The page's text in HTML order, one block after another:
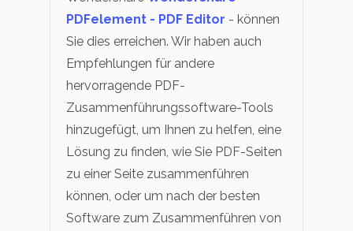
PDFelement - PDF Editor - können
Sie dies erreichen. Wir haben auch
Empfehlungen für andere
hervorragende PDF-
Zusammenführungssoftware-Tools
hinzugefügt, um Ihnen zu helfen, eine
Lösung zu finden, wie Sie PDF-Seiten
zu einer Seite zusammenführen
können, oder um nach der besten
Software zum Zusammenführen von